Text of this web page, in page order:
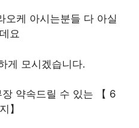
오케 아시는분들 다 아실
요
게 모시겠습니다.
약속드릴 수 있는 【 6
】